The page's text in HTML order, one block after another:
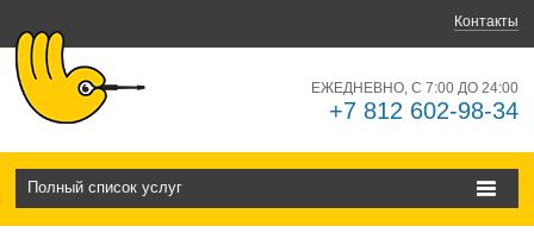
Контакты
ЕЖЕДНЕВНО, С 7:00 ДО 24:00
+7 812 602-98-34
Полный список услуг